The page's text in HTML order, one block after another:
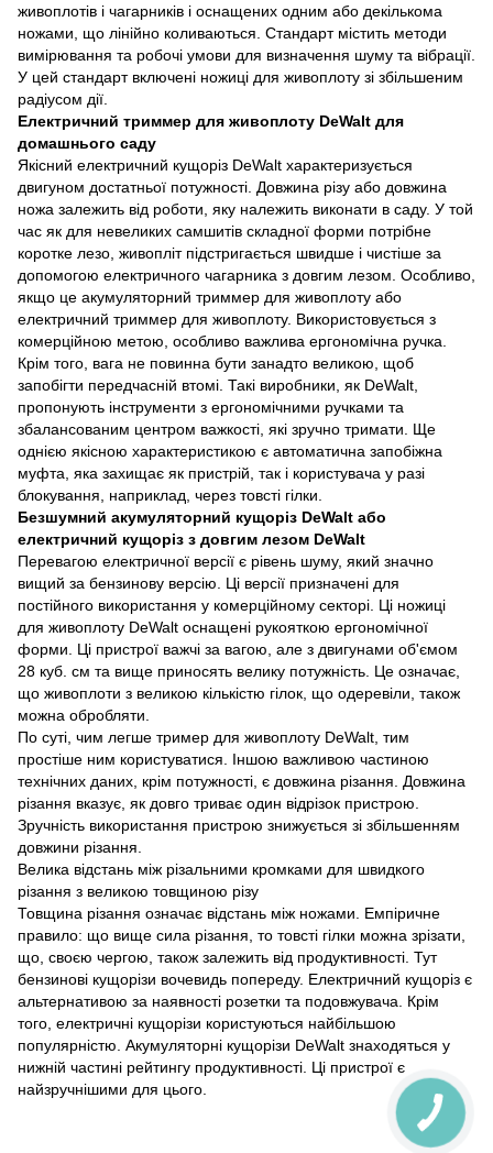
живоплотів і чагарників і оснащених одним або декількома
ножами, що лінійно коливаються. Стандарт містить методи
вимірювання та робочі умови для визначення шуму та вібрації.
У цей стандарт включені ножиці для живоплоту зі збільшеним
радіусом дії.
Електричний триммер для живоплоту DeWalt для
домашнього саду
Якісний електричний кущоріз DeWalt характеризується
двигуном достатньої потужності. Довжина різу або довжина
ножа залежить від роботи, яку належить виконати в саду. У той
час як для невеликих самшитів складної форми потрібне
коротке лезо, живопліт підстригається швидше і чистіше за
допомогою електричного чагарника з довгим лезом. Особливо,
якщо це акумуляторний триммер для живоплоту або
електричний триммер для живоплоту. Використовується з
комерційною метою, особливо важлива ергономічна ручка.
Крім того, вага не повинна бути занадто великою, щоб
запобігти передчасній втомі. Такі виробники, як DeWalt,
пропонують інструменти з ергономічними ручками та
збалансованим центром важкості, які зручно тримати. Ще
однією якісною характеристикою є автоматична запобіжна
муфта, яка захищає як пристрій, так і користувача у разі
блокування, наприклад, через товсті гілки.
Безшумний акумуляторний кущоріз DeWalt або
електричний кущоріз з довгим лезом DeWalt
Перевагою електричної версії є рівень шуму, який значно
вищий за бензинову версію. Ці версії призначені для
постійного використання у комерційному секторі. Ці ножиці
для живоплоту DeWalt оснащені рукояткою ергономічної
форми. Ці пристрої важчі за вагою, але з двигунами об'ємом
28 куб. см та вище приносять велику потужність. Це означає,
що живоплоти з великою кількістю гілок, що одеревіли, також
можна обробляти.
По суті, чим легше тример для живоплоту DeWalt, тим
простіше ним користуватися. Іншою важливою частиною
технічних даних, крім потужності, є довжина різання. Довжина
різання вказує, як довго триває один відрізок пристрою.
Зручність використання пристрою знижується зі збільшенням
довжини різання.
Велика відстань між різальними кромками для швидкого
різання з великою товщиною різу
Товщина різання означає відстань між ножами. Емпіричне
правило: що вище сила різання, то товсті гілки можна зрізати,
що, своєю чергою, також залежить від продуктивності. Тут
бензинові кущорізи вочевидь попереду. Електричний кущоріз є
альтернативою за наявності розетки та подовжувача. Крім
того, електричні кущорізи користуються найбільшою
популярністю. Акумуляторні кущорізи DeWalt знаходяться у
нижній частині рейтингу продуктивності. Ці пристрої є
найзручнішими для цього.